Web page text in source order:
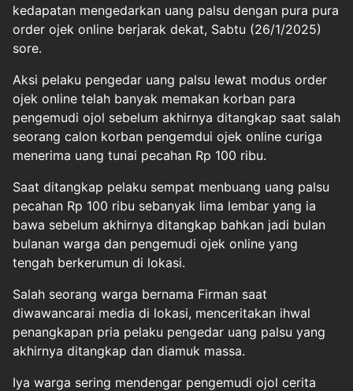
kedapatan mengedarkan uang palsu dengan pura pura
order ojek online berjarak dekat, Sabtu (26/1/2025)
sore.
Aksi pelaku pengedar uang palsu lewat modus order
ojek online telah banyak memakan korban para
pengemudi ojol sebelum akhirnya ditangkap saat salah
seorang calon korban pengemdui ojek online curiga
menerima uang tunai pecahan Rp 100 ribu.
Saat ditangkap pelaku sempat menbuang uang palsu
pecahan Rp 100 ribu sebanyak lima lembar yang ia
bawa sebelum akhirnya ditangkap bahkan jadi bulan
bulanan warga dan pengemudi ojek online yang
tengah berkerumun di lokasi.
Salah seorang warga bernama Firman saat
diwawancarai media di lokasi, menceritakan ihwal
penangkapan pria pelaku pengedar uang palsu yang
akhirnya ditangkap dan diamuk massa.
Iya warga sering mendengar pengemudi ojol cerita